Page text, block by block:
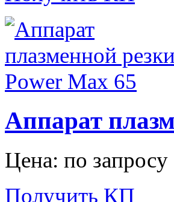
Аппарат
Цена: по запросу
Получить КП